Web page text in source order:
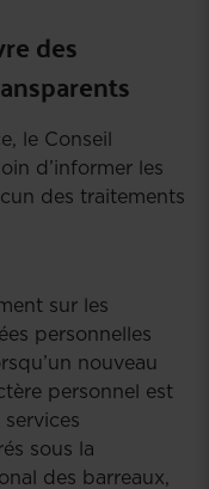
des
le Conseil
d’informer les
des traitements
sur les
personnelles
nouveau
personnel est
sous la
des barreaux,